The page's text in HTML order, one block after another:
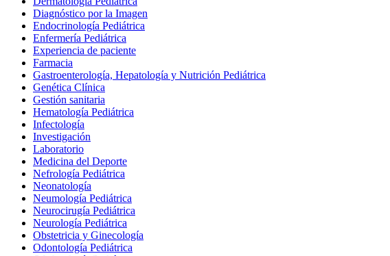
Diagnóstico por la Imagen
Endocrinología Pediátrica
Enfermería Pediátrica
Experiencia de paciente
Farmacia
Gastroenterología, Hepatología y Nutrición Pediátrica
Genética Clínica
Gestión sanitaria
Hematología Pediátrica
Infectología
Investigación
Laboratorio
Medicina del Deporte
Nefrología Pediátrica
Neonatología
Neumología Pediátrica
Neurocirugía Pediátrica
Neurología Pediátrica
Obstetricia y Ginecología
Odontología Pediátrica